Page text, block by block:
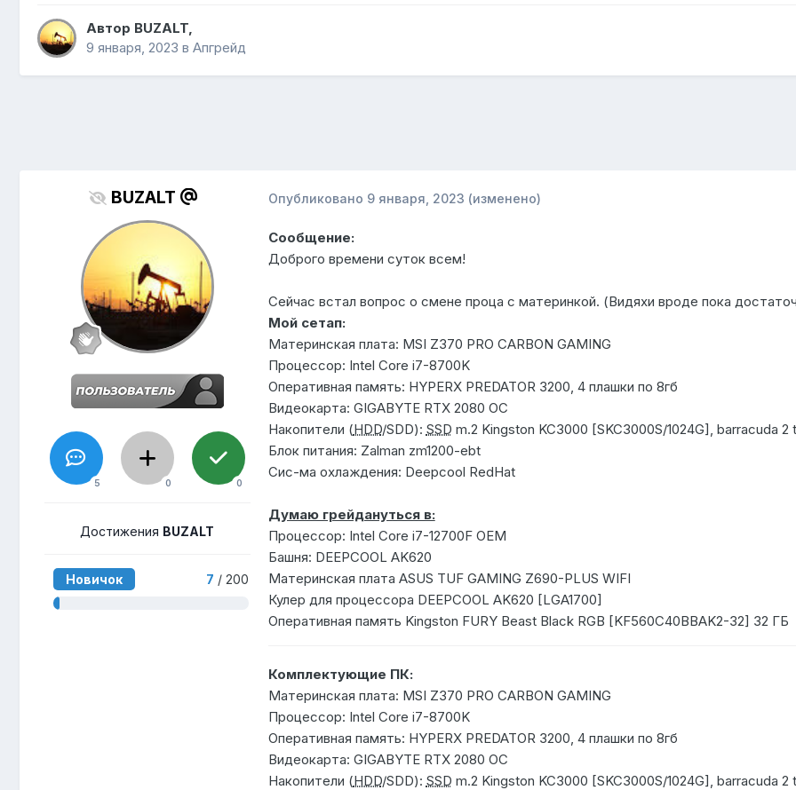
Автор BUZALT,
9 января, 2023 в Апгрейд
BUZALT
5 0 0
Достижения BUZALT
Новичок 7 / 200
Опубликовано 9 января, 2023 (изменено)
Сообщение:
Доброго времени суток всем!
Сейчас встал вопрос о смене проца с материнкой. (Видяхи вроде пока
Мой сетап:
Материнская плата: MSI Z370 PRO CARBON GAMING
Процессор: Intel Core i7-8700K
Оперативная память: HYPERX PREDATOR 3200, 4 плашки по 8гб
Видеокарта: GIGABYTE RTX 2080 OC
Накопители (HDD/SDD): SSD m.2 Kingston KC3000 [SKC3000S/1024G], barracuda 2
Блок питания: Zalman zm1200-ebt
Сис-ма охлаждения: Deepcool RedHat
Думаю грейдануться в:
Процессор: Intel Core i7-12700F OEM
Башня: DEEPCOOL AK620
Материнская плата ASUS TUF GAMING Z690-PLUS WIFI
Кулер для процессора DEEPCOOL AK620 [LGA1700]
Оперативная память Kingston FURY Beast Black RGB [KF560C40BBAK2-32] 32 ГБ
Комплектующие ПК:
Материнская плата: MSI Z370 PRO CARBON GAMING
Процессор: Intel Core i7-8700K
Оперативная память: HYPERX PREDATOR 3200, 4 плашки по 8гб
Видеокарта: GIGABYTE RTX 2080 OC
Накопители (HDD/SDD): SSD m.2 Kingston KC3000 [SKC3000S/1024G], barracuda 2